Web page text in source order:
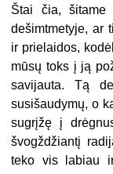
Štai čia, šitame
dešimtmetyje, ar
ir prielaidos,
mūsų toks į ją
savijauta. Tą
susišaudymų, o
sugrįžę į
švogždžiantį
teko vis labiau